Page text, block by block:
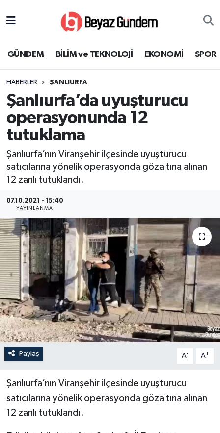
GÜNDEM BİLİM ve TEKNOLOJİ EKONOMİ SPOR
HABERLER ŞANLIURFA
Şanlıurfa’da uyuşturucu
operasyonunda 12
tutuklama
Şanlıurfa’nın Viranşehir ilçesinde uyuşturucu
satıcılarına yönelik operasyonda gözaltına alınan
12 zanlı tutuklandı.
07.10.2021 - 15:40
YAYINLANMA
Paylaş A- A+
Şanlıurfa’nın Viranşehir ilçesinde uyuşturucu
satıcılarına yönelik operasyonda gözaltına alınan
12 zanlı tutuklandı.
EKONOMİ
SAĞLIK
EĞİTİM
MAGAZİN
YEREL
Süper Lig Puan Durumu ve Fikstür
Son Dakika Haberleri
Haber Arşivi